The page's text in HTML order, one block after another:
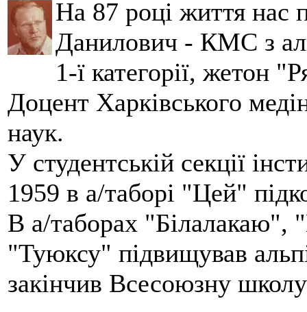
На 87 році життя нас
Данилович - КМС з
1-ї категорії, жетон
Доцент Харківського
наук.
У студентській секції
1959 в а/таборі "Цей"
В а/таборах "Білалакаю",
"Туюксу" підвищував
закінчив Всесоюзну